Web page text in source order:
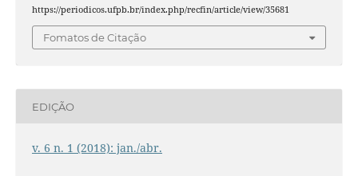
https://periodicos.ufpb.br/index.php/recfin/article/view/35681
Fomatos de Citação
EDIÇÃO
v. 6 n. 1 (2018): jan./abr.